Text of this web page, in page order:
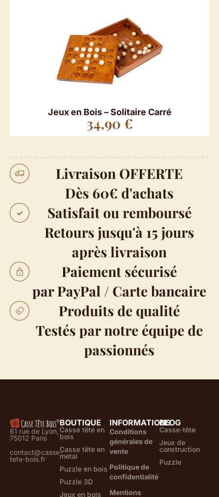
Jeux en Bois – Solitaire Carré
34,90 €
Livraison OFFERTE
Dès 60€ d'achats
Satisfait ou remboursé
Retours jusqu'à 15 jours
après livraison
Paiement sécurisé
par PayPal / Carte bancaire
Produits de qualité
Testés par notre équipe de
passionnés
61 rue de Lyon,
75012 Paris
contact@casse-
tete-bois.fr
BOUTIQUE
Casse tête en
bois
Casse tête en
métal
Puzzle en bois
Puzzle 3D
Jeux en bois
INFORMATIONS
Conditions
générales de
vente
Politique de
confidentialité
Mentions
BLOG
Casse-tête
Jeux de
construction
Puzzle